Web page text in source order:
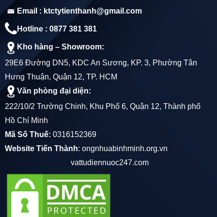
ỐNG NHỰA PVC 130 QUỐC TRUNG
ỐNG NHỰA PVC 140 QUỐC TRUNG
ỐNG NHỰA PVC 150 QUỐC TRUNG
ỐNG NHỰA PVC 168 QUỐC TRUNG
ỐNG NHỰA PVC 200 QUỐC TRUNG
ỐNG NHỰA PVC 220 QUỐC TRUNG
ỐNG NHỰA PVC 250 QUỐC TRUNG
ỐNG NHỰA PVC 280 QUỐC TRUNG
ỐNG NHỰA PVC 300 QUỐC TRUNG
ỐNG NHỰA PVC 315 QUỐC TRUNG
Email : ktctytienthanh@gmail.com
Hotline : 0877 381 381
Kho hàng – Showroom:
29E6 Đường DN5, KDC An Sương, KP. 3, Phường Tân
Hưng Thuận, Quận 12, TP. HCM
Văn phòng đại diện:
222/10/2 Trường Chinh, Khu Phố 6, Quận 12, Thành phố
Hồ Chí Minh
Mã Số Thuế: 0316152369
Website Tiến Thành: ongnhuabinhminh.org.vn
vattudiennuoc247.com